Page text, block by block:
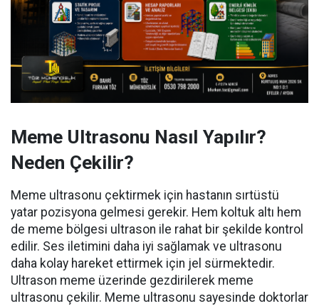
Meme Ultrasonu Nasıl Yapılır?
Neden Çekilir?
Meme ultrasonu çektirmek için hastanın sırtüstü
yatar pozisyona gelmesi gerekir. Hem koltuk altı hem
de meme bölgesi ultrason ile rahat bir şekilde kontrol
edilir. Ses iletimini daha iyi sağlamak ve ultrasonu
daha kolay hareket ettirmek için jel sürmektedir.
Ultrason meme üzerinde gezdirilerek meme
ultrasonu çekilir. Meme ultrasonu sayesinde doktorlar